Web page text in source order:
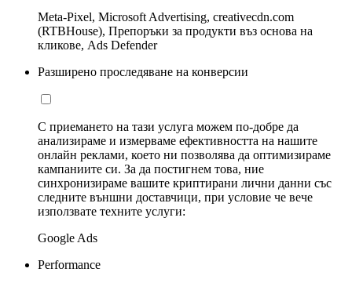
Meta-Pixel, Microsoft Advertising, creativecdn.com
(RTBHouse), Препоръки за продукти въз основа на
кликове, Ads Defender
Разширено проследяване на конверсии
С приемането на тази услуга можем по-добре да
анализираме и измерваме ефективността на нашите
онлайн реклами, което ни позволява да оптимизираме
кампаниите си. За да постигнем това, ние
синхронизираме вашите криптирани лични данни със
следните външни доставчици, при условие че вече
използвате техните услуги:
Google Ads
Performance